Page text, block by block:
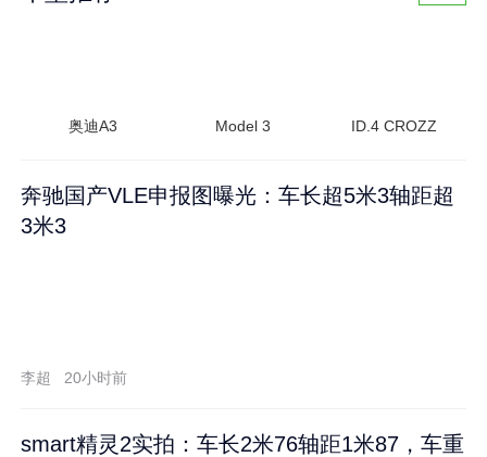
奥迪A3 Model 3 ID.4 CROZZ
奔驰国产VLE申报图曝光：车长超5米3轴距超
3米3
李超 20小时前
smart精灵2实拍：车长2米76轴距1米87，车重